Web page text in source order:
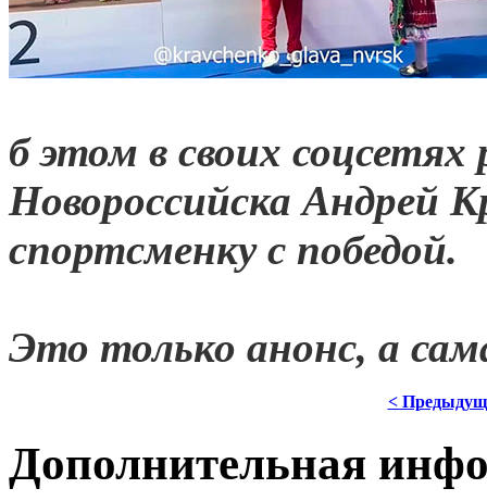
б этом в своих соцсетях
Новороссийска Андрей
спортсменку с победой.
Это только анонс, а
<
Дополнительная